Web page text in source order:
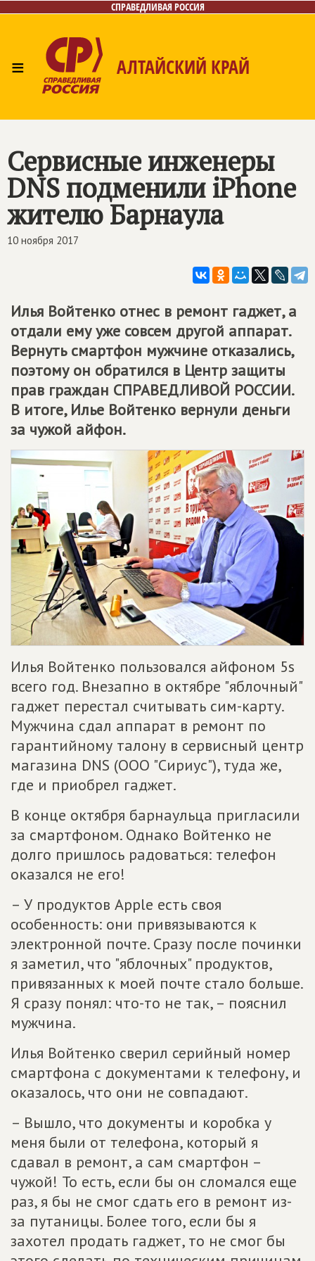
СПРАВЕДЛИВАЯ РОССИЯ
≡ АЛТАЙСКИЙ КРАЙ
Сервисные инженеры
DNS подменили iPhone
жителю Барнаула
10 ноября 2017
Илья Войтенко отнес в ремонт гаджет, а
отдали ему уже совсем другой аппарат.
Вернуть смартфон мужчине отказались,
поэтому он обратился в Центр защиты
прав граждан СПРАВЕДЛИВОЙ РОССИИ.
В итоге, Илье Войтенко вернули деньги
за чужой айфон.
Илья Войтенко пользовался айфоном 5s
всего год. Внезапно в октябре "яблочный"
гаджет перестал считывать сим-карту.
Мужчина сдал аппарат в ремонт по
гарантийному талону в сервисный центр
магазина DNS (ООО "Сириус"), туда же,
где и приобрел гаджет.
В конце октября барнаульца пригласили
за смартфоном. Однако Войтенко не
долго пришлось радоваться: телефон
оказался не его!
– У продуктов Apple есть своя
особенность: они привязываются к
электронной почте. Сразу после починки
я заметил, что "яблочных" продуктов,
привязанных к моей почте стало больше.
Я сразу понял: что-то не так, – пояснил
мужчина.
Илья Войтенко сверил серийный номер
смартфона с документами к телефону, и
оказалось, что они не совпадают.
– Вышло, что документы и коробка у
меня были от телефона, который я
сдавал в ремонт, а сам смартфон –
чужой! То есть, если бы он сломался еще
раз, я бы не смог сдать его в ремонт из-
за путаницы. Более того, если бы я
захотел продать гаджет, то не смог бы